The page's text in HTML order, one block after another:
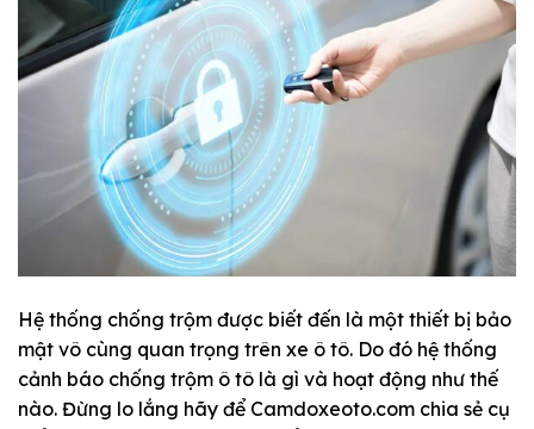
Hệ thống chống trộm được biết đến là một thiết bị bảo
mật vô cùng quan trọng trên xe ô tô. Do đó hệ thống
cảnh báo chống trộm ô tô là gì và hoạt động như thế
nào. Đừng lo lắng hãy để Camdoxeoto.com chia sẻ cụ